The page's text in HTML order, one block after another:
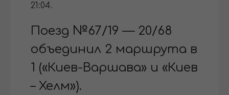
21:04.
Поезд №67/19 — 20/68
объединил 2 маршрута в
1 («Киев-Варшава» и «Киев
– Хелм»).